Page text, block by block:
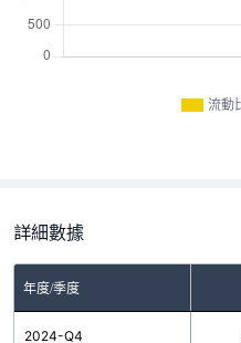
流動
詳細數據
年度/季度
2024-Q4